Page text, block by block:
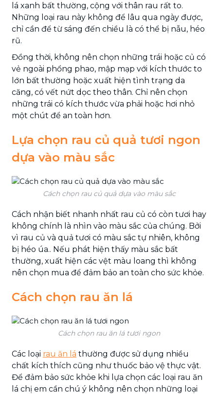
lá xanh bất thường, cộng với thân rau rất to.
Những loại rau này không để lâu qua ngày được,
chỉ cần để từ sáng đến chiều là có thể bị nẫu, héo
rũ.
Đồng thời, không nên chọn những trái hoặc củ có
vẻ ngoài phổng phao, mập mạp với kích thước to
lớn bất thường hoặc xuất hiện tình trạng da
căng, có vết nứt dọc theo thân. Chỉ nên chọn
những trái có kích thước vừa phải hoặc hơi nhỏ
một chút để an toàn hơn.
Lựa chọn rau củ quả tươi ngon
dựa vào màu sắc
Cách chọn rau củ quả dựa vào màu sắc
Cách nhận biết nhanh nhất rau củ có còn tươi hay
không chính là nhìn vào màu sắc của chúng. Bởi
vì rau củ và quả tươi có màu sắc tự nhiên, không
bị héo úa.. Nếu phát hiện thấy màu sắc bất
thường, xuất hiện các vệt màu loang thì không
nên chọn mua để đảm bảo an toàn cho sức khỏe.
Cách chọn rau ăn lá
Cách chọn rau ăn lá tươi ngon
Các loại rau ăn lá thường được sử dụng nhiều
chất kích thích cũng như thuốc bảo vệ thực vật.
Để đảm bảo sức khỏe khi lựa chọn các loại rau ăn
lá chị em cần chú ý không nên chọn những loại